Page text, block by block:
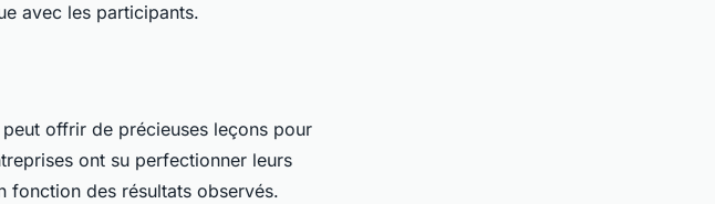
avec les participants.
offrir de précieuses leçons pour
ont su perfectionner leurs
fonction des résultats observés.